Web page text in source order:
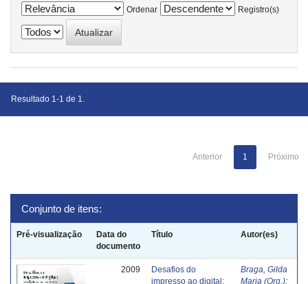
Ordenar
Registro(s)
Resultado 1-1 de 1.
Anterior 1 Próximo
Conjunto de itens:
Pré-visualização
Data do
documento
Título Autor(es)
2009
Desafios do
impresso ao digital:
Braga, Gilda
Maria (Org.);